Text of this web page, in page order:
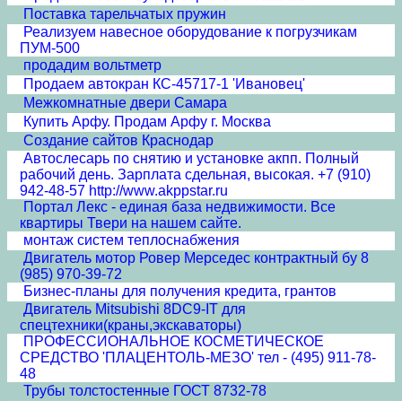
Поставка тарельчатых пружин
Реализуем навесное оборудование к погрузчикам
ПУМ-500
продадим вольтметр
Продаем автокран КС-45717-1 'Ивановец'
Межкомнатные двери Cамара
Купить Арфу. Продам Арфу г. Москва
Создание сайтов Краснодар
Автослесарь по снятию и установке акпп. Полный
рабочий день. Зарплата сдельная, высокая. +7 (910)
942-48-57 http://www.akppstar.ru
Портал Лекс - единая база недвижимости. Все
квартиры Твери на нашем сайте.
монтаж систем теплоснабжения
Двигатель мотор Ровер Мерседес контрактный бу 8
(985) 970-39-72
Бизнес-планы для получения кредита, грантов
Двигатель Mitsubishi 8DC9-IT для
спецтехники(краны,экскаваторы)
ПРОФЕССИОНАЛЬНОЕ КОСМЕТИЧЕСКОЕ
СРЕДСТВО 'ПЛАЦЕНТОЛЬ-МЕЗО' тел - (495) 911-78-
48
Трубы толстостенные ГОСТ 8732-78